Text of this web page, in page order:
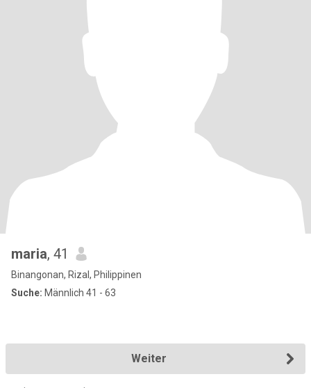
maria, 41
Binangonan, Rizal, Philippinen
Suche: Männlich 41 - 63
Weiter